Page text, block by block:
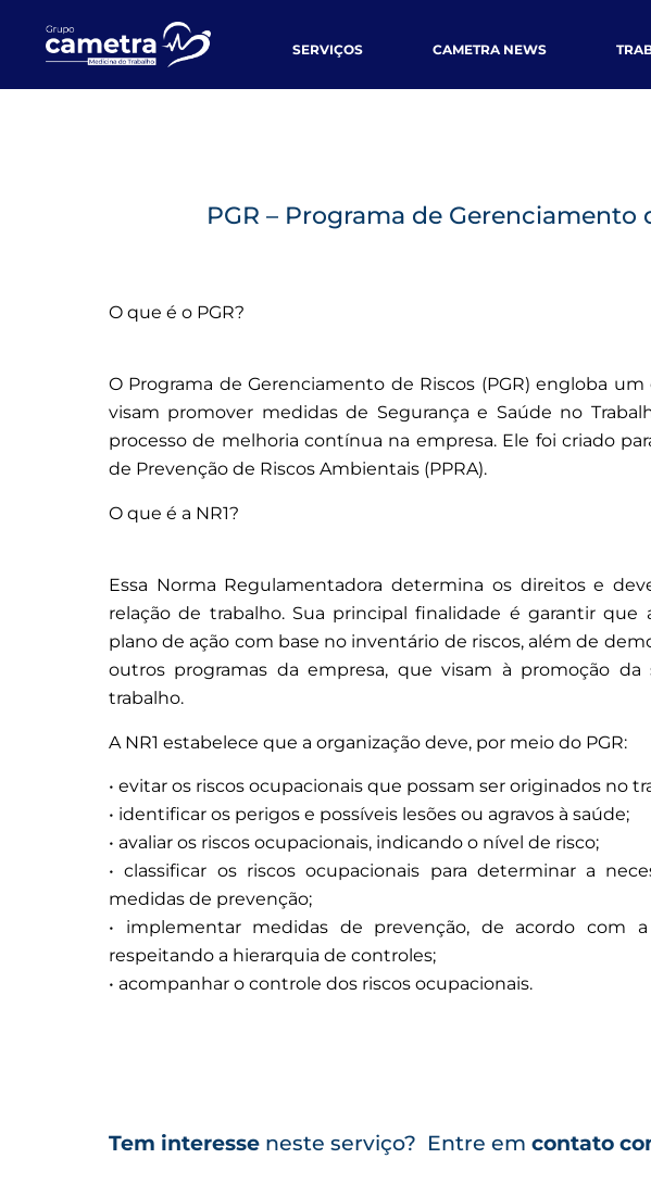
SERVIÇOS CAMETRA NEWS
PGR – Programa de Gerenciamento
O que é o PGR?
O Programa de Gerenciamento de Riscos (PGR) engloba
visam promover medidas de Segurança e Saúde no
processo de melhoria contínua na empresa. Ele foi criado
de Prevenção de Riscos Ambientais (PPRA).
O que é a NR1?
Essa Norma Regulamentadora determina os direitos e
relação de trabalho. Sua principal finalidade é garantir que
plano de ação com base no inventário de riscos, além de
outros programas da empresa, que visam à promoção da
trabalho.
A NR1 estabelece que a organização deve, por meio do PGR:
• evitar os riscos ocupacionais que possam ser originados no
• identificar os perigos e possíveis lesões ou agravos à saúde;
• avaliar os riscos ocupacionais, indicando o nível de risco;
• classificar os riscos ocupacionais para determinar a
medidas de prevenção;
• implementar medidas de prevenção, de acordo com a
respeitando a hierarquia de controles;
• acompanhar o controle dos riscos ocupacionais.
Tem interesse neste serviço? Entre em contato